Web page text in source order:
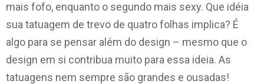
mais fofo, enquanto o segundo mais sexy. Que idéia
sua tatuagem de trevo de quatro folhas implica? É
algo para se pensar além do design – mesmo que o
design em si contribua muito para essa ideia. As
tatuagens nem sempre são grandes e ousadas!